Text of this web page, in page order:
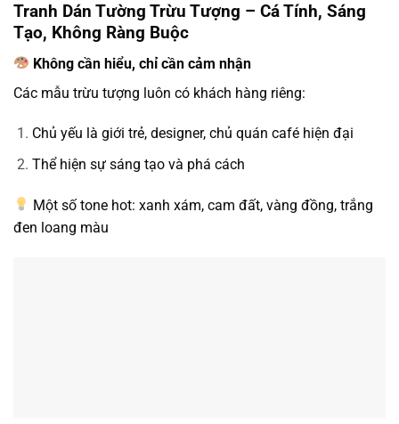
Tranh Dán Tường Trừu Tượng – Cá Tính, Sáng
Tạo, Không Ràng Buộc
Không cần hiểu, chỉ cần cảm nhận
Các mẫu trừu tượng luôn có khách hàng riêng:
Chủ yếu là giới trẻ, designer, chủ quán café hiện đại
Thể hiện sự sáng tạo và phá cách
Một số tone hot: xanh xám, cam đất, vàng đồng, trắng
đen loang màu